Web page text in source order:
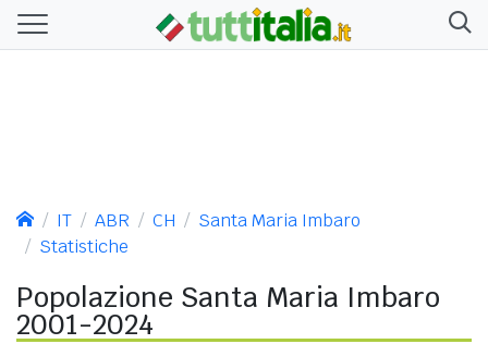
IT ABR CH
Santa Maria Imbaro
Statistiche
Popolazione Santa Maria Imbaro
2001-2024